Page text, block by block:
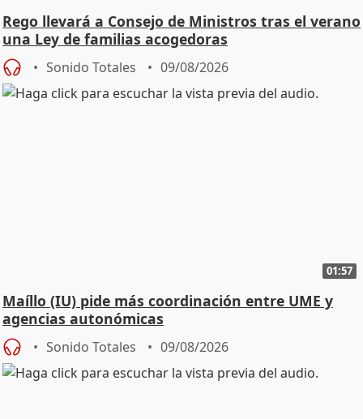
Rego llevará a Consejo de Ministros tras el verano
una Ley de familias acogedoras
Sonido Totales 09/08/2026
01:57
Maíllo (IU) pide más coordinación entre UME y
agencias autonómicas
Sonido Totales 09/08/2026